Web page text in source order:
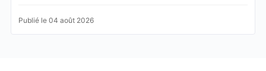
Publié le 04 août 2026